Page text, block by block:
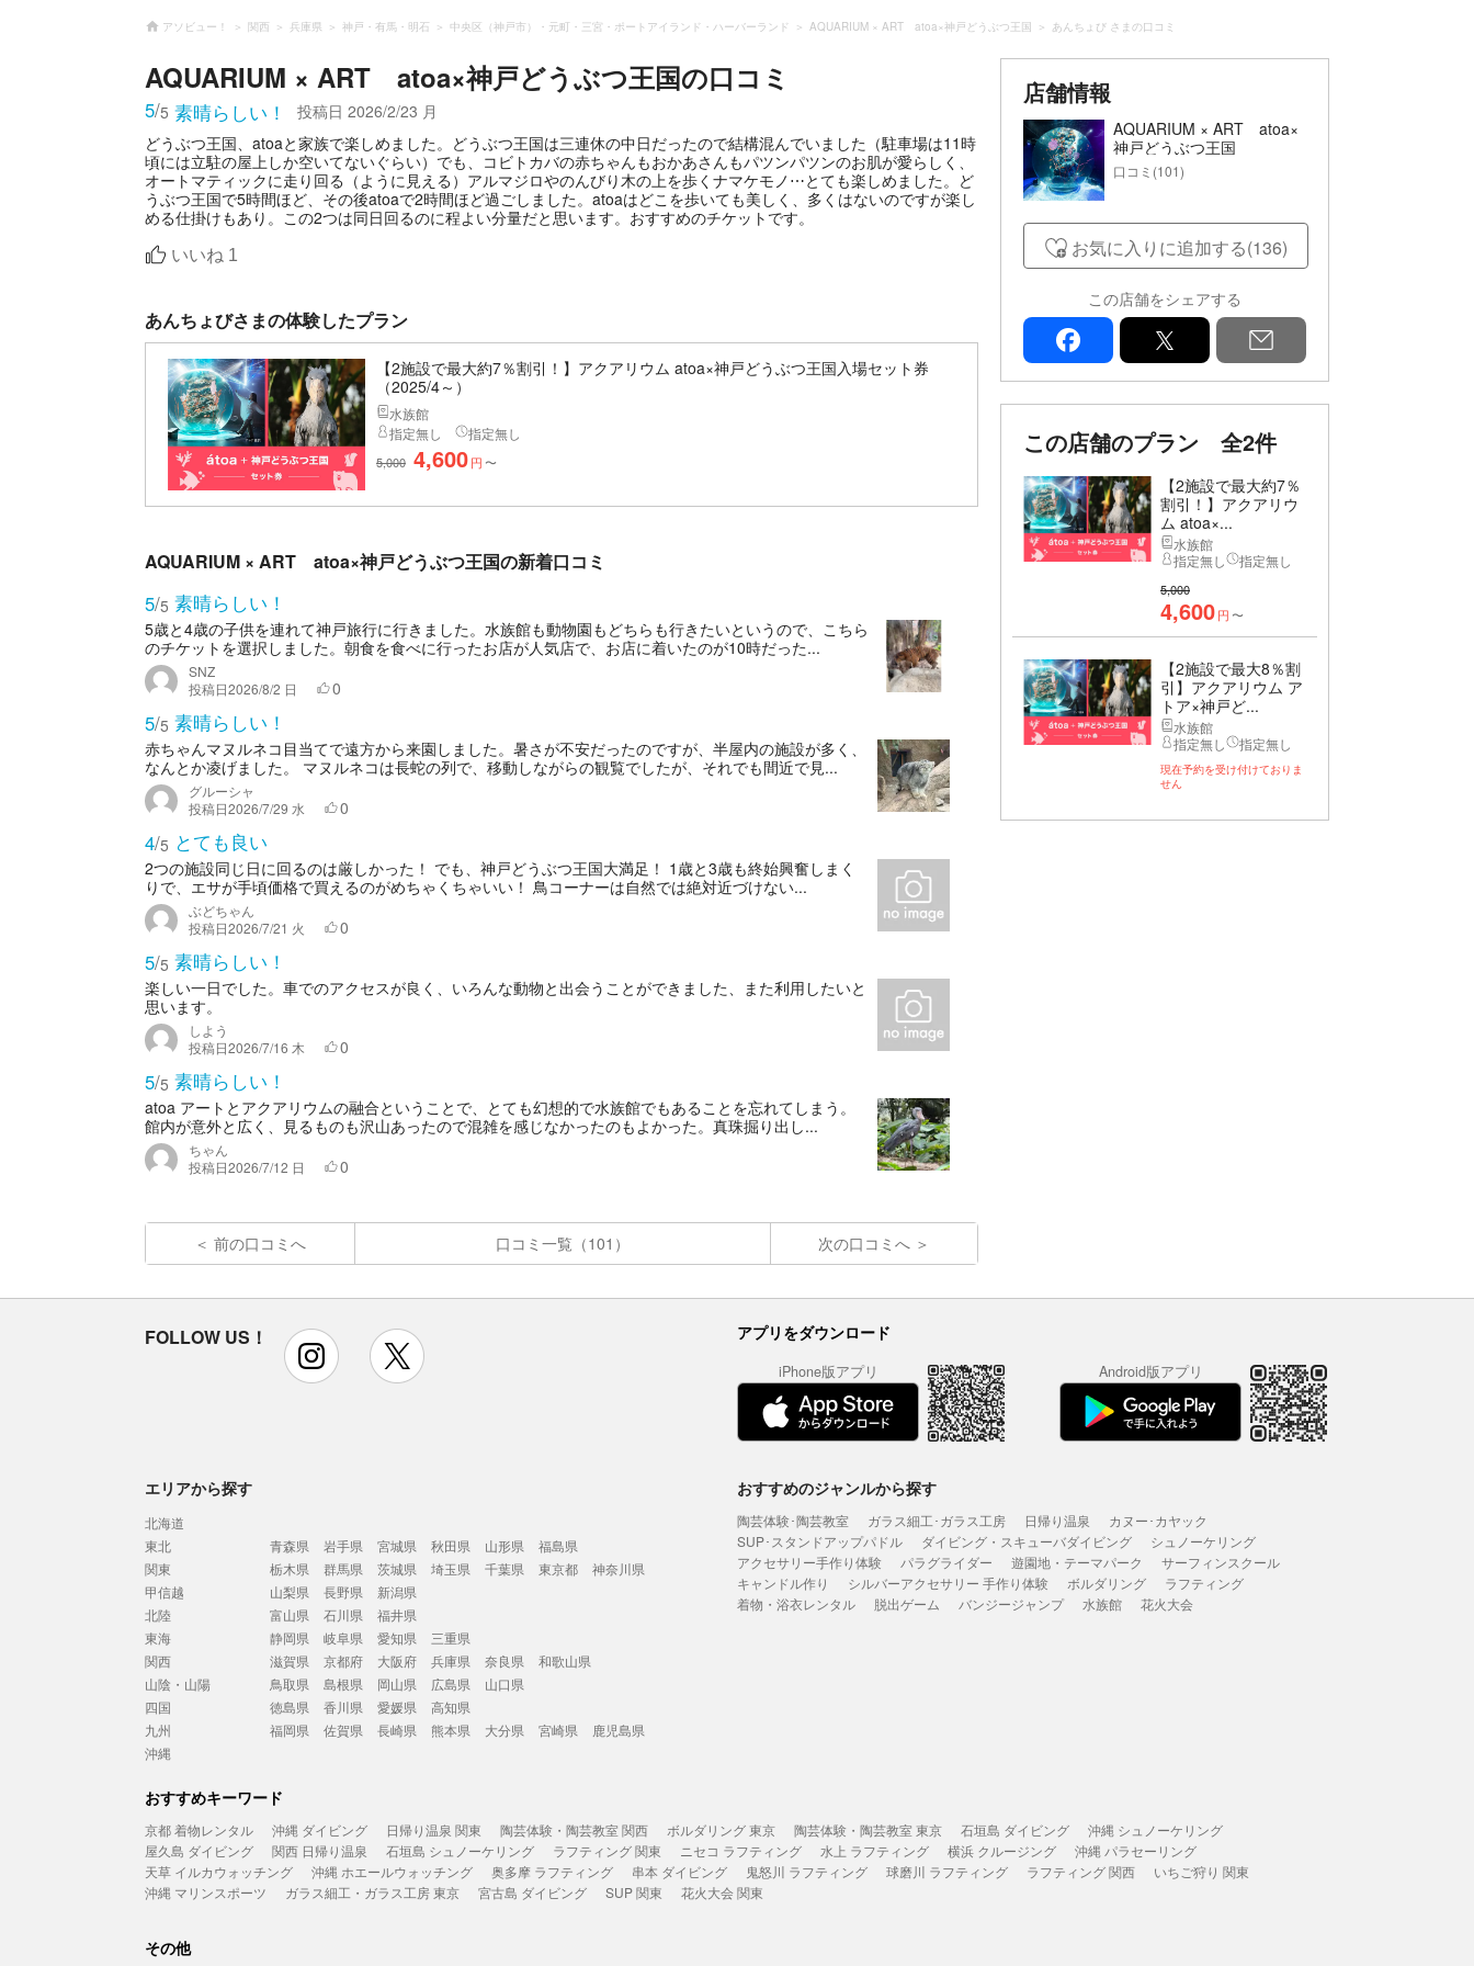
アソビュー！ 関西 兵庫県 神戸・有馬・明石 中央区（神戸市）・元町・三宮・ポートアイランド・ハーバーランド AQUARIUM × ART atoa×神戸どうぶつ王国 あんちょび さまの口コミ
AQUARIUM × ART atoa×神戸どうぶつ王国の口コミ
5/5 素晴らしい！ 投稿日 2026/2/23 月
どうぶつ王国、atoaと家族で楽しめました。どうぶつ王国は三連休の中日だったので結構混んでいました（駐車場は11時
頃には立駐の屋上しか空いてないぐらい）でも、コビトカバの赤ちゃんもおかあさんもパツンパツンのお肌が愛らしく、
オートマティックに走り回る（ように見える）アルマジロやのんびり木の上を歩くナマケモノ⋯とても楽しめました。ど
うぶつ王国で5時間ほど、その後atoaで2時間ほど過ごしました。atoaはどこを歩いても美しく、多くはないのですが楽し
める仕掛けもあり。この2つは同日回るのに程よい分量だと思います。おすすめのチケットです。
いいね 1
あんちょびさまの体験したプラン
【2施設で最大約7％割引！】アクアリウム atoa×神戸どうぶつ王国入場セット券
（2025/4～）
水族館
指定無し
指定無し
5,000 4,600円 〜
AQUARIUM × ART atoa×神戸どうぶつ王国の新着口コミ
5/5 素晴らしい！
5歳と4歳の子供を連れて神戸旅行に行きました。水族館も動物園もどちらも行きたいというので、こちら
のチケットを選択しました。朝食を食べに行ったお店が人気店で、お店に着いたのが10時だった...
SNZ
投稿日2026/8/2 日 0
5/5 素晴らしい！
赤ちゃんマヌルネコ目当てで遠方から来園しました。暑さが不安だったのですが、半屋内の施設が多く、
なんとか凌げました。 マヌルネコは長蛇の列で、移動しながらの観覧でしたが、それでも間近で見...
グルーシャ
投稿日2026/7/29 水 0
4/5 とても良い
2つの施設同じ日に回るのは厳しかった！ でも、神戸どうぶつ王国大満足！ 1歳と3歳も終始興奮しまく
りで、エサが手頃価格で買えるのがめちゃくちゃいい！ 鳥コーナーは自然では絶対近づけない...
ぶどちゃん
投稿日2026/7/21 火 0
5/5 素晴らしい！
楽しい一日でした。車でのアクセスが良く、いろんな動物と出会うことができました、また利用したいと
思います。
しよう
投稿日2026/7/16 木 0
5/5 素晴らしい！
atoa アートとアクアリウムの融合ということで、とても幻想的で水族館でもあることを忘れてしまう。
館内が意外と広く、見るものも沢山あったので混雑を感じなかったのもよかった。真珠掘り出し...
ちゃん
投稿日2026/7/12 日 0
前の口コミへ 口コミ一覧（101） 次の口コミへ
店舗情報
AQUARIUM × ART atoa×
神戸どうぶつ王国
口コミ(101)
お気に入りに追加する(136)
この店舗をシェアする
facebook
この店舗のプラン 全2件
【2施設で最大約7％
割引！】アクアリウ
ム atoa×...
水族館
指定無し
指定無し
5,000
4,600円 〜
【2施設で最大8％割
引】アクアリウム ア
トア×神戸ど...
水族館
指定無し
指定無し
現在予約を受け付けておりま
せん
FOLLOW US！ instagram アプリをダウンロード
iPhone版アプリ Android版アプリ
エリアから探す
北海道
東北
青森県 岩手県 宮城県 秋田県 山形県
福島県
関東
栃木県 群馬県 茨城県 埼玉県 千葉県 東京都
神奈川県
甲信越
山梨県 長野県
新潟県
北陸
富山県 石川県
福井県
東海
静岡県 岐阜県 愛知県
三重県
関西
滋賀県 京都府 大阪府 兵庫県 奈良県
和歌山県
山陰・山陽
鳥取県 島根県 岡山県 広島県
山口県
四国
徳島県 香川県 愛媛県
高知県
九州
福岡県 佐賀県 長崎県 熊本県 大分県 宮崎県
鹿児島県
沖縄
おすすめのジャンルから探す
陶芸体験･陶芸教室 ガラス細工･ガラス工房 日帰り温泉
カヌー･カヤック
SUP･スタンドアップパドル
ダイビング・スキューバダイビング
シュノーケリング
アクセサリー手作り体験
パラグライダー 遊園地・テーマパーク
サーフィンスクール
キャンドル作り
シルバーアクセサリー 手作り体験 ボルダリング
ラフティング
着物・浴衣レンタル
脱出ゲーム バンジージャンプ 水族館 花火大会
おすすめキーワード
京都 着物レンタル 沖縄 ダイビング 日帰り温泉 関東 陶芸体験・陶芸教室 関西 ボルダリング 東京 陶芸体験・陶芸教室 東京 石垣島 ダイビング
沖縄 シュノーケリング
屋久島 ダイビング
関西 日帰り温泉 石垣島 シュノーケリング ラフティング 関東 ニセコ ラフティング 水上 ラフティング 横浜 クルージング
沖縄 パラセーリング
天草 イルカウォッチング
沖縄 ホエールウォッチング 奥多摩 ラフティング 串本 ダイビング 鬼怒川 ラフティング 球磨川 ラフティング ラフティング 関西
いちご狩り 関東
沖縄 マリンスポーツ
ガラス細工・ガラス工房 東京 宮古島 ダイビング SUP 関東 花火大会 関東
その他